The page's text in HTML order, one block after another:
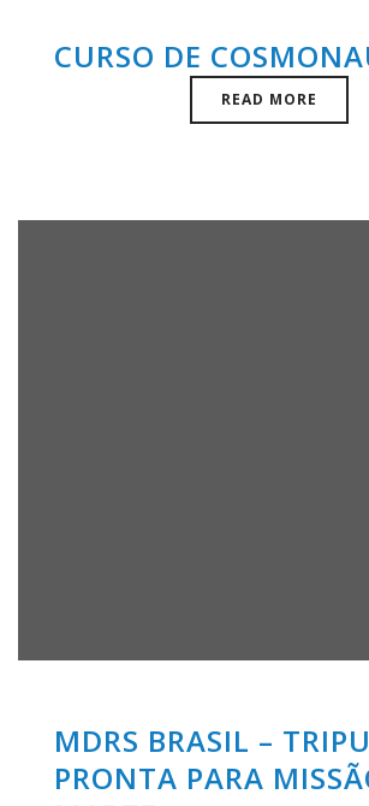
CURSO DE
READ MORE
MDRS BRASIL –
PRONTA PARA